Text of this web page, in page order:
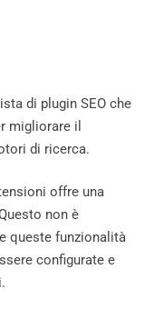
di plugin SEO che
migliorare il
di ricerca.
offre una
non è
queste funzionalità
configurate e